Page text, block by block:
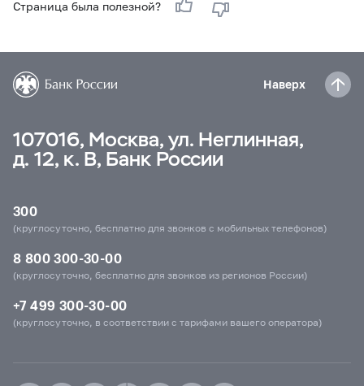
Страница была полезной?
Наверх
107016, Москва, ул. Неглинная,
д. 12, к. В, Банк России
300
(круглосуточно, бесплатно для звонков с мобильных телефонов)
8 800 300-30-00
(круглосуточно, бесплатно для звонков из регионов России)
+7 499 300-30-00
(круглосуточно, в соответствии с тарифами вашего оператора)